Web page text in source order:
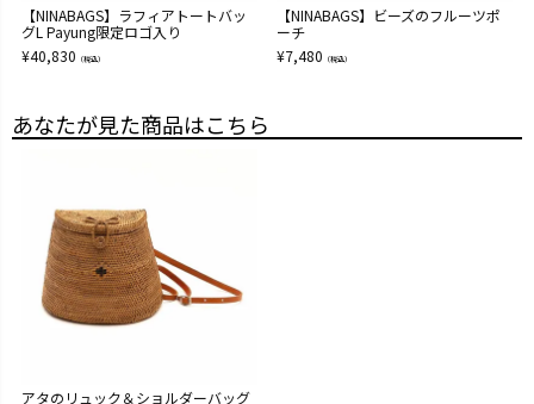
【NINABAGS】ラフィアトートバッ
グL Payung限定ロゴ入り
¥40,830 （税込）
【NINABAGS】ビーズのフルーツポ
ーチ
¥7,480 （税込）
あなたが見た商品はこちら
アタのリュック＆ショルダーバッグ